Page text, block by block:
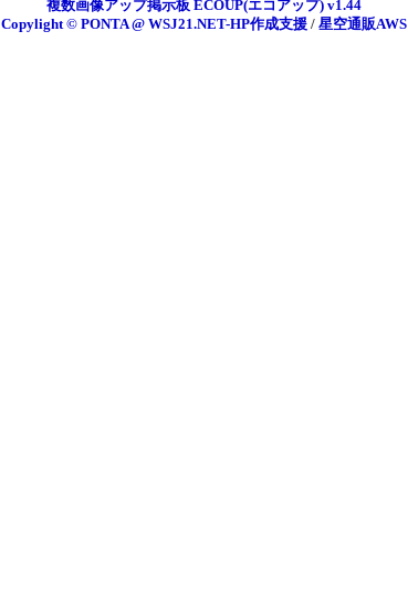
複数画像アップ掲示板 ECOUP(エコアップ) v1.44
Copylight © PONTA @ WSJ21.NET-HP作成支援/ 星空通販AWS